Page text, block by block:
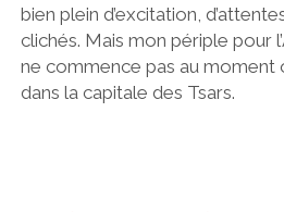
bien plein d’excitation,
clichés. Mais mon périple pour
ne commence pas au moment
dans la capitale des Tsars.